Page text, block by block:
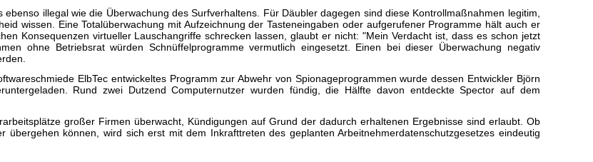
illegal wie die Überwachung des Surfverhaltens. Für Däubler dagegen sind diese Kontrollmaßnahmen legitim,
wissen. Eine Totalüberwachung mit Aufzeichnung der Tasteneingaben oder aufgerufener Programme hält auch er
Konsequenzen virtueller Lauschangriffe schrecken lassen, glaubt er nicht: "Mein Verdacht ist, dass es schon jetzt
ohne Betriebsrat würden Schnüffelprogramme vermutlich eingesetzt. Einen bei dieser Überwachung negativ
ElbTec entwickeltes Programm zur Abwehr von Spionageprogrammen wurde dessen Entwickler Björn
Rund zwei Dutzend Computernutzer wurden fündig, die Hälfte davon entdeckte Spector auf dem
großer Firmen überwacht, Kündigungen auf Grund der dadurch erhaltenen Ergebnisse sind erlaubt. Ob
können, wird sich erst mit dem Inkrafttreten des geplanten Arbeitnehmerdatenschutzgesetzes eindeutig